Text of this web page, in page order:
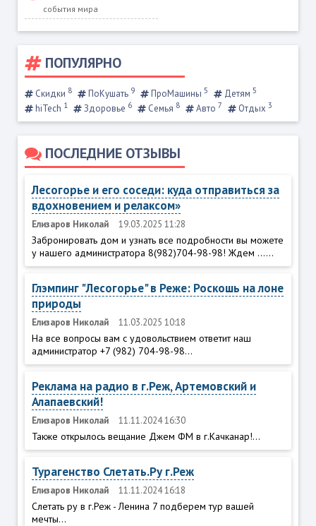
события мира
ПОПУЛЯРНО
Скидки 8 ПоКушать 9 ПроМашины 5 Детям 5
hiTech 1 Здоровье 6 Семья 8 Авто 7 Отдых 3
ПОСЛЕДНИЕ ОТЗЫВЫ
Лесогорье и его соседи: куда отправиться за
вдохновением и релаксом»
Елизаров Николай 19.03.2025 11:28
Забронировать дом и узнать все подробности вы можете
у нашего администратора 8(982)704-98-98! Ждем ......
Глэмпинг "Лесогорье" в Реже: Роскошь на лоне
природы
Елизаров Николай 11.03.2025 10:18
На все вопросы вам с удовольствием ответит наш
администратор +7 (982) 704-98-98...
Реклама на радио в г.Реж, Артемовский и
Алапаевский!
Елизаров Николай 11.11.2024 16:30
Также открылось вещание Джем ФМ в г.Качканар!...
Турагенство Слетать.Ру г.Реж
Елизаров Николай 11.11.2024 16:18
Слетать ру в г.Реж - Ленина 7 подберем тур вашей
мечты...